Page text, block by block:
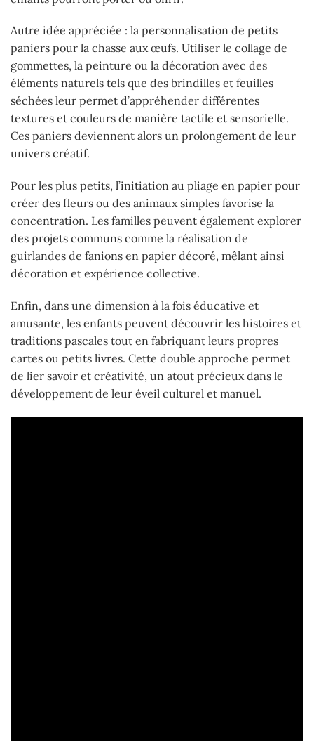
Autre idée appréciée : la personnalisation de petits
paniers pour la chasse aux œufs. Utiliser le collage de
gommettes, la peinture ou la décoration avec des
éléments naturels tels que des brindilles et feuilles
séchées leur permet d’appréhender différentes
textures et couleurs de manière tactile et sensorielle.
Ces paniers deviennent alors un prolongement de leur
univers créatif.
Pour les plus petits, l’initiation au pliage en papier pour
créer des fleurs ou des animaux simples favorise la
concentration. Les familles peuvent également explorer
des projets communs comme la réalisation de
guirlandes de fanions en papier décoré, mêlant ainsi
décoration et expérience collective.
Enfin, dans une dimension à la fois éducative et
amusante, les enfants peuvent découvrir les histoires et
traditions pascales tout en fabriquant leurs propres
cartes ou petits livres. Cette double approche permet
de lier savoir et créativité, un atout précieux dans le
développement de leur éveil culturel et manuel.